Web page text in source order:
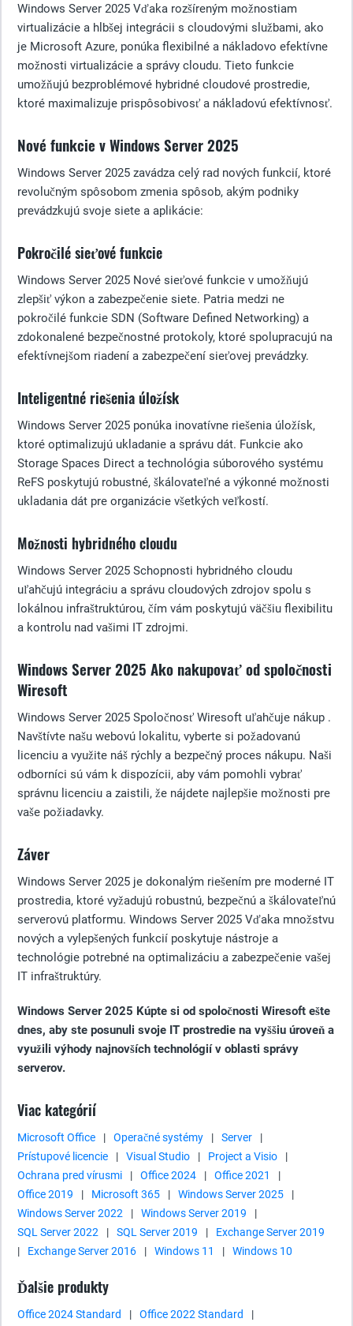
Windows Server 2025 Vďaka rozšíreným možnostiam
virtualizácie a hlbšej integrácii s cloudovými službami, ako
je Microsoft Azure, ponúka flexibilné a nákladovo efektívne
možnosti virtualizácie a správy cloudu. Tieto funkcie
umožňujú bezproblémové hybridné cloudové prostredie,
ktoré maximalizuje prispôsobivosť a nákladovú efektívnosť.
Nové funkcie v Windows Server 2025
Windows Server 2025 zavádza celý rad nových funkcií, ktoré
revolučným spôsobom zmenia spôsob, akým podniky
prevádzkujú svoje siete a aplikácie:
Pokročilé sieťové funkcie
Windows Server 2025 Nové sieťové funkcie v umožňujú
zlepšiť výkon a zabezpečenie siete. Patria medzi ne
pokročilé funkcie SDN (Software Defined Networking) a
zdokonalené bezpečnostné protokoly, ktoré spolupracujú na
efektívnejšom riadení a zabezpečení sieťovej prevádzky.
Inteligentné riešenia úložísk
Windows Server 2025 ponúka inovatívne riešenia úložísk,
ktoré optimalizujú ukladanie a správu dát. Funkcie ako
Storage Spaces Direct a technológia súborového systému
ReFS poskytujú robustné, škálovateľné a výkonné možnosti
ukladania dát pre organizácie všetkých veľkostí.
Možnosti hybridného cloudu
Windows Server 2025 Schopnosti hybridného cloudu
uľahčujú integráciu a správu cloudových zdrojov spolu s
lokálnou infraštruktúrou, čím vám poskytujú väčšiu flexibilitu
a kontrolu nad vašimi IT zdrojmi.
Windows Server 2025 Ako nakupovať od spoločnosti
Wiresoft
Windows Server 2025 Spoločnosť Wiresoft uľahčuje nákup .
Navštívte našu webovú lokalitu, vyberte si požadovanú
licenciu a využite náš rýchly a bezpečný proces nákupu. Naši
odborníci sú vám k dispozícii, aby vám pomohli vybrať
správnu licenciu a zaistili, že nájdete najlepšie možnosti pre
vaše požiadavky.
Záver
Windows Server 2025 je dokonalým riešením pre moderné IT
prostredia, ktoré vyžadujú robustnú, bezpečnú a škálovateľnú
serverovú platformu. Windows Server 2025 Vďaka množstvu
nových a vylepšených funkcií poskytuje nástroje a
technológie potrebné na optimalizáciu a zabezpečenie vašej
IT infraštruktúry.
Windows Server 2025 Kúpte si od spoločnosti Wiresoft ešte
dnes, aby ste posunuli svoje IT prostredie na vyššiu úroveň a
využili výhody najnovších technológií v oblasti správy
serverov.
Viac kategórií
Microsoft Office | Operačné systémy | Server
|
Prístupové licencie
| Visual Studio | Project a Visio
|
Ochrana pred vírusmi
| Office 2024 | Office 2021
|
Office 2019
| Microsoft 365 | Windows Server 2025
|
Windows Server 2022
| Windows Server 2019
|
SQL Server 2022
| SQL Server 2019 |
Exchange Server 2019
|
Exchange Server 2016 | Windows 11 | Windows 10
Ďalšie produkty
Office 2024 Standard | Office 2022 Standard
|